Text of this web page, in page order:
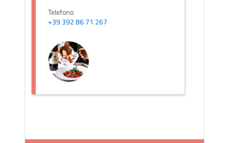
Telefono
+39 392 86 71 267